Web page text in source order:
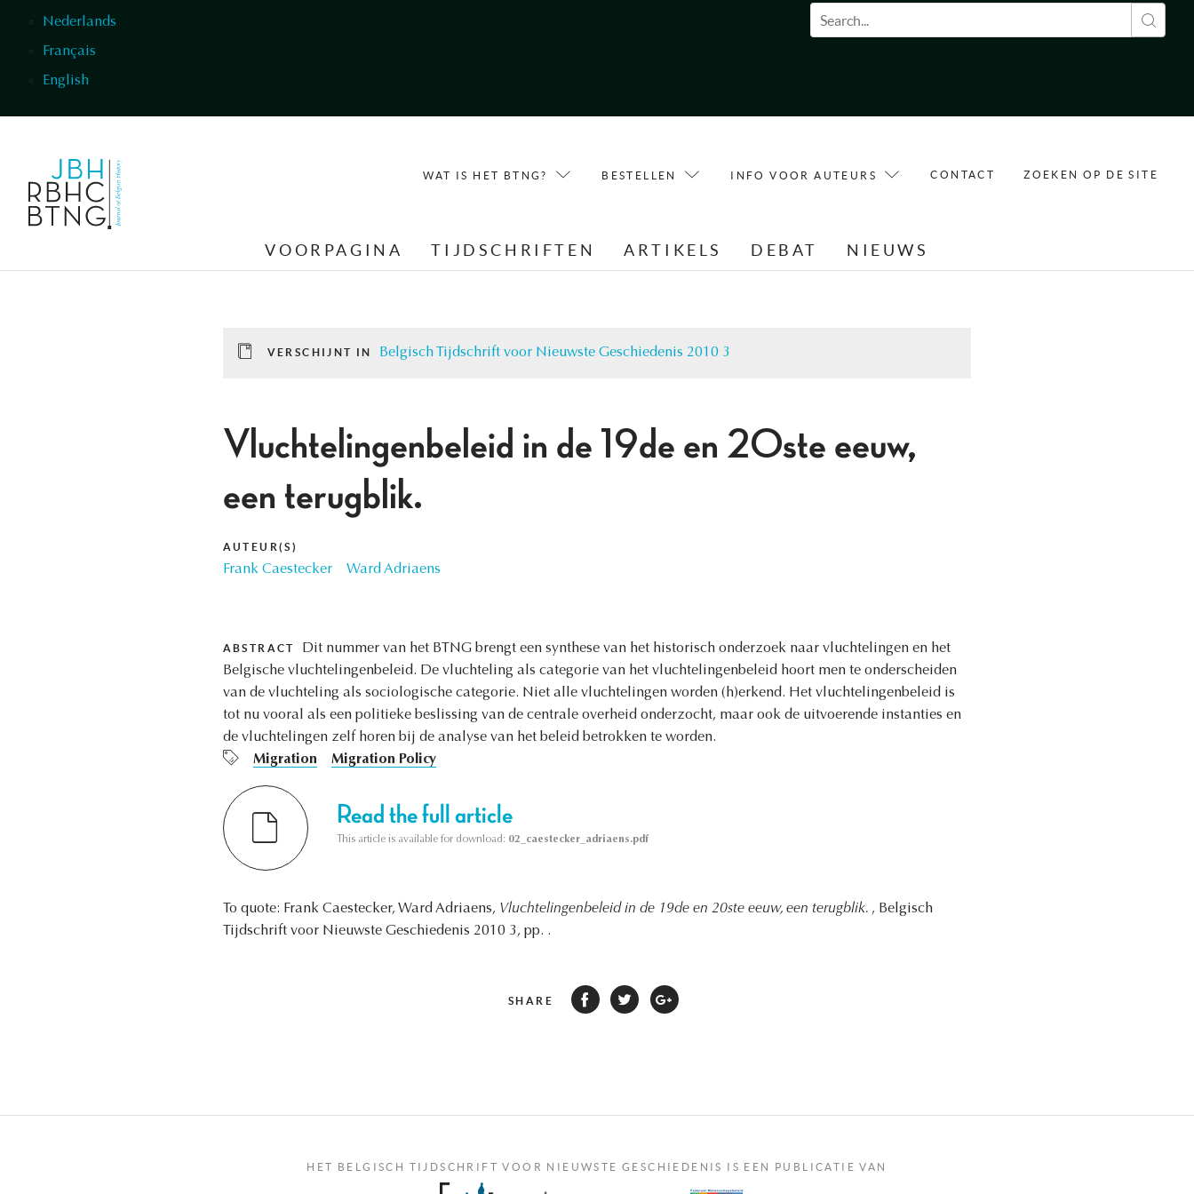
Nederlands
Français
English
Zoekveld
WAT IS HET BTNG? BESTELLEN INFO VOOR AUTEURS CONTACT ZOEKEN OP DE SITE
VOORPAGINA TIJDSCHRIFTEN ARTIKELS DEBAT NIEUWS
VERSCHIJNT IN Belgisch Tijdschrift voor Nieuwste Geschiedenis 2010 3
Vluchtelingenbeleid in de 19de en 20ste eeuw,
een terugblik.
AUTEUR(S)
Frank Caestecker Ward Adriaens
ABSTRACT
Dit nummer van het BTNG brengt een synthese van het historisch onderzoek naar vluchtelingen en het
Belgische vluchtelingenbeleid. De vluchteling als categorie van het vluchtelingenbeleid hoort men te onderscheiden
van de vluchteling als sociologische categorie. Niet alle vluchtelingen worden (h)erkend. Het vluchtelingenbeleid is
tot nu vooral als een politieke beslissing van de centrale overheid onderzocht, maar ook de uitvoerende instanties en
de vluchtelingen zelf horen bij de analyse van het beleid betrokken te worden.
Migration
Migration Policy
Read the full article
This article is available for download: 02_caestecker_adriaens.pdf
To quote: Frank Caestecker, Ward Adriaens, Vluchtelingenbeleid in de 19de en 20ste eeuw, een terugblik. , Belgisch
Tijdschrift voor Nieuwste Geschiedenis 2010 3, pp. .
SHARE
HET BELGISCH TIJDSCHRIFT VOOR NIEUWSTE GESCHIEDENIS IS EEN PUBLICATIE VAN